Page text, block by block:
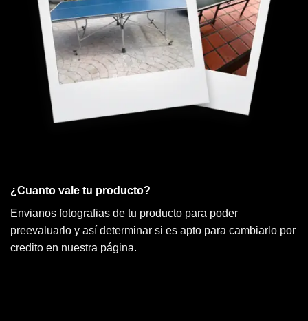
¿Cuanto vale tu producto?
Envianos fotografias de tu producto para poder
preevaluarlo y así determinar si es apto para cambiarlo por
credito en nuestra página.